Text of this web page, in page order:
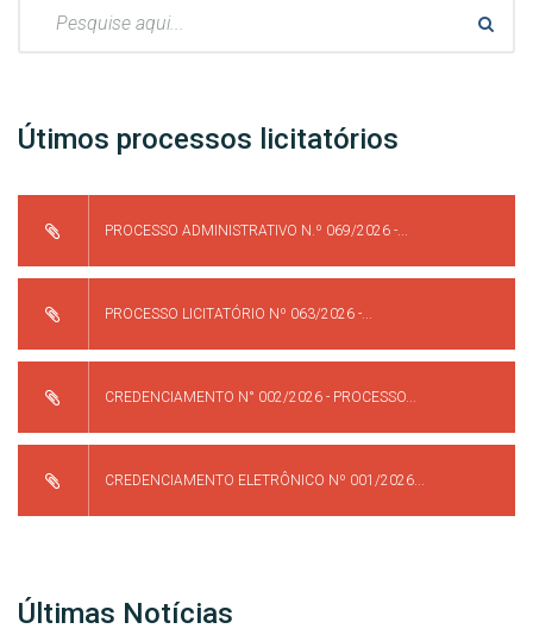
Útimos processos licitatórios
PROCESSO ADMINISTRATIVO N.º 069/2026 -...
PROCESSO LICITATÓRIO Nº 063/2026 -...
CREDENCIAMENTO N° 002/2026 - PROCESSO...
CREDENCIAMENTO ELETRÔNICO Nº 001/2026...
Últimas Notícias